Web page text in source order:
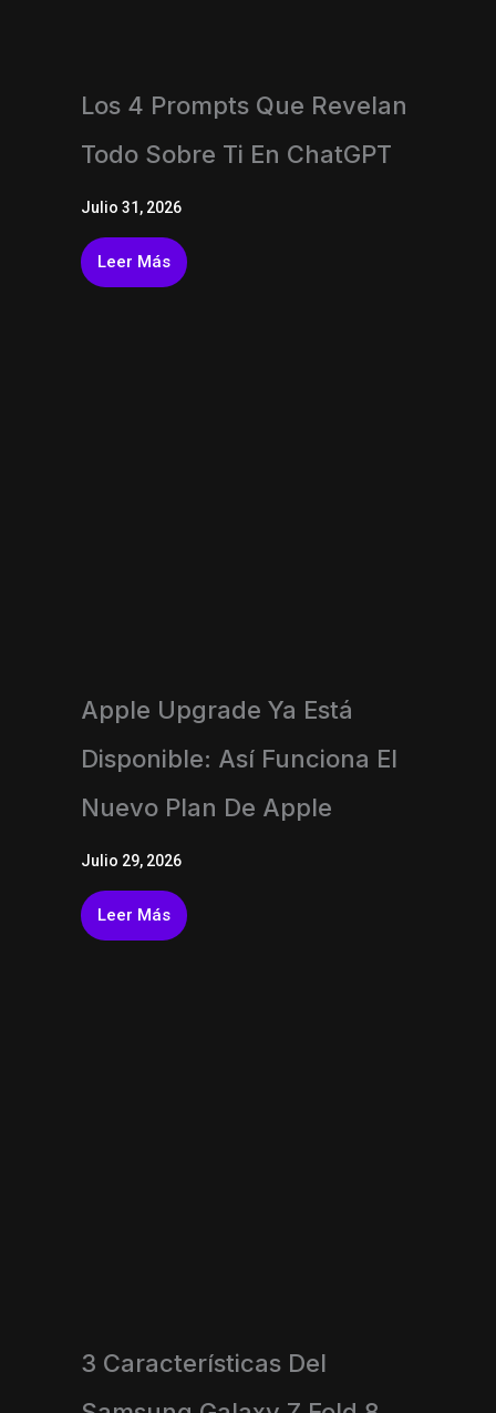
Los 4 Prompts Que Revelan
Todo Sobre Ti En ChatGPT
Julio 31, 2026
Leer Más
Apple Upgrade Ya Está
Disponible: Así Funciona El
Nuevo Plan De Apple
Julio 29, 2026
Leer Más
3 Características Del